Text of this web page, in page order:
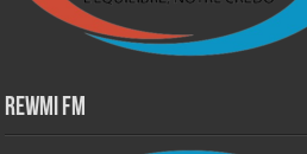
Rewmi Fm